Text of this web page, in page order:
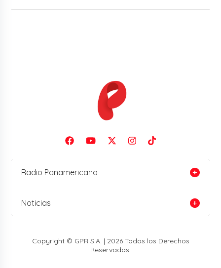
Radio Panamericana
Noticias
Copyright © GPR S.A. | 2026 Todos los Derechos
Reservados.